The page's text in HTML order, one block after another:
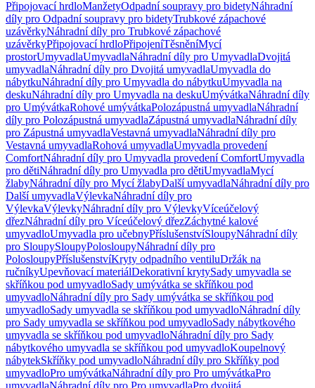
Připojovací hrdloManžetyOdpadní soupravy pro bidetyNáhradní
díly pro Odpadní soupravy pro bidetyTrubkové zápachové
uzávěrkyNáhradní díly pro Trubkové zápachové
uzávěrkyPřipojovací hrdloPřipojeníTěsněníMycí
prostorUmyvadlaUmyvadlaNáhradní díly pro UmyvadlaDvojitá
umyvadlaNáhradní díly pro Dvojitá umyvadlaUmyvadla do
nábytkuNáhradní díly pro Umyvadla do nábytkuUmyvadla na
deskuNáhradní díly pro Umyvadla na deskuUmývátkaNáhradní díly
pro UmývátkaRohové umývátkaPolozápustná umyvadlaNáhradní
díly pro Polozápustná umyvadlaZápustná umyvadlaNáhradní díly
pro Zápustná umyvadlaVestavná umyvadlaNáhradní díly pro
Vestavná umyvadlaRohová umyvadlaUmyvadla provedení
ComfortNáhradní díly pro Umyvadla provedení ComfortUmyvadla
pro dětiNáhradní díly pro Umyvadla pro dětiUmyvadlaMycí
žlabyNáhradní díly pro Mycí žlabyDalší umyvadlaNáhradní díly pro
Další umyvadlaVýlevkaNáhradní díly pro
VýlevkaVýlevkyNáhradní díly pro VýlevkyVíceúčelový
dřezNáhradní díly pro Víceúčelový dřezZáchytné kalové
umyvadloUmyvadla pro učebnyPříslušenstvíSloupyNáhradní díly
pro SloupySloupyPolosloupyNáhradní díly pro
PolosloupyPříslušenstvíKryty odpadního ventiluDržák na
ručníkyUpevňovací materiálDekorativní krytySady umyvadla se
skříňkou pod umyvadloSady umývátka se skříňkou pod
umyvadloNáhradní díly pro Sady umývátka se skříňkou pod
umyvadloSady umyvadla se skříňkou pod umyvadloNáhradní díly
pro Sady umyvadla se skříňkou pod umyvadloSady nábytkového
umyvadla se skříňkou pod umyvadloNáhradní díly pro Sady
nábytkového umyvadla se skříňkou pod umyvadloKoupelnový
nábytekSkříňky pod umyvadloNáhradní díly pro Skříňky pod
umyvadloPro umývátkaNáhradní díly pro Pro umývátkaPro
umyvadlaNáhradní díly pro Pro umyvadlaPro dvojitá